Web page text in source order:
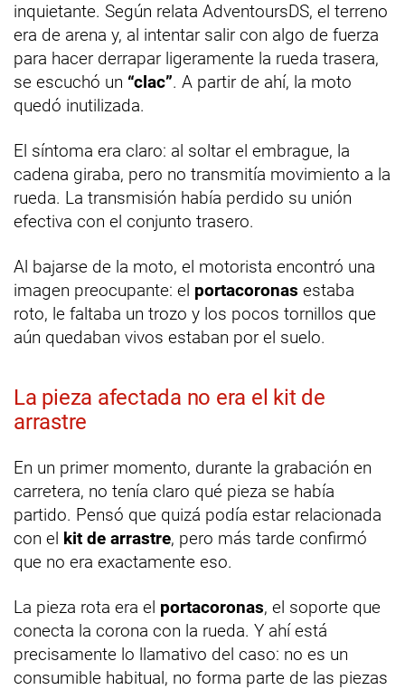
inquietante. Según relata AdventoursDS, el terreno
era de arena y, al intentar salir con algo de fuerza
para hacer derrapar ligeramente la rueda trasera,
se escuchó un “clac”. A partir de ahí, la moto
quedó inutilizada.
El síntoma era claro: al soltar el embrague, la
cadena giraba, pero no transmitía movimiento a la
rueda. La transmisión había perdido su unión
efectiva con el conjunto trasero.
Al bajarse de la moto, el motorista encontró una
imagen preocupante: el portacoronas estaba
roto, le faltaba un trozo y los pocos tornillos que
aún quedaban vivos estaban por el suelo.
La pieza afectada no era el kit de
arrastre
En un primer momento, durante la grabación en
carretera, no tenía claro qué pieza se había
partido. Pensó que quizá podía estar relacionada
con el kit de arrastre, pero más tarde confirmó
que no era exactamente eso.
La pieza rota era el portacoronas, el soporte que
conecta la corona con la rueda. Y ahí está
precisamente lo llamativo del caso: no es un
consumible habitual, no forma parte de las piezas